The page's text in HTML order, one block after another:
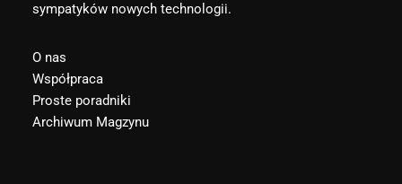
sympatyków nowych technologii.
O nas
Współpraca
Proste poradniki
Archiwum Magzynu